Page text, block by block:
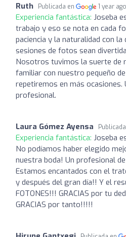
Ruth Publicada en 1 year ago
Experiencia fantástica: Joseba
trabajo y eso se nota en cada
paciencia y la naturalidad con
sesiones de fotos sean
Nosotros tuvimos la suerte de
familiar con nuestro pequeño
repetiremos en más ocasiones.
profesional.
Laura Gómez Ayensa
Experiencia fantástica: Joseba
No podíamos haber elegido
nuestra boda! Un profesional
Estamos encantados con el
y después del gran día!! Y el
FOTONES!!! GRACIAS por tu
GRACIAS por tanto!!!!!